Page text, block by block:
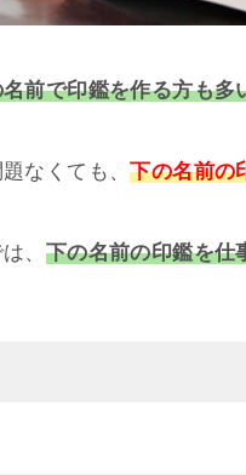
前で印鑑を作る方も多
なくても、下の名前の
、 下の名前の印鑑を仕